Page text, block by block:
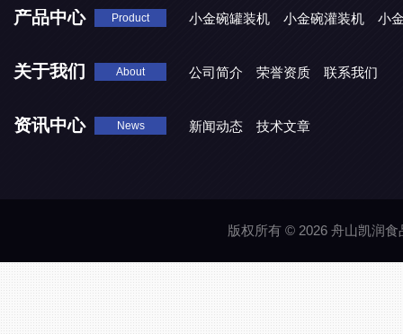
产品中心 Product 小金碗罐装机 小金碗灌装机 小
关于我们 About 公司简介 荣誉资质 联系我们
资讯中心 News 新闻动态 技术文章
版权所有 © 2026 舟山凯润